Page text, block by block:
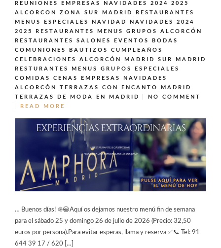
REUNIONES EMPRESAS NAVIDADES 2024 2025
ALCORCON ZONA SUR MADRID
RESTAURANTES
MENUS ESPECIALES NAVIDAD NAVIDADES 2024
2025
RESTAURANTES MENUS GRUPOS ALCORCÓN
RESTAURANTES SALONES EVENTOS BODAS
COMUNIONES BAUTIZOS CUMPLEAÑOS
CELEBRACIONES ALCORCÓN MADRID SUR MADRID
RESTURANTES MENUS GRUPOS ESPECIALES
COMIDAS CENAS EMPRESAS NAVIDADES
ALCORCÓN
TERRAZAS CON ENCANTO MADRID
TERRAZAS DE MODA EN MADRID
NO COMMENT
READ MORE
… Buenos días! ☀️😀Aquí os dejamos nuestro menú fin de semana
para el sábado 25 y domingo 26 de julio de 2026 (Precio: 32,50
euros por persona).Para evitar esperas, llama y reserva ✅📞 Tel: 91
644 39 17 / 620 […]